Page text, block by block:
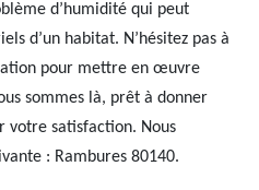
d’humidité qui peut
d’un habitat. N’hésitez pas à
pour mettre en œuvre
sommes là, prêt à donner
satisfaction. Nous
: Rambures 80140.